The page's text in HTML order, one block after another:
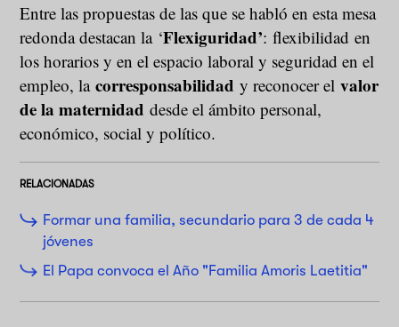
Entre las propuestas de las que se habló en esta mesa
redonda destacan la ‘Flexiguridad’: flexibilidad en
los horarios y en el espacio laboral y seguridad en el
empleo, lacorresponsabilidad y reconocer elvalor
de la maternidad desde el ámbito personal,
económico, social y político.
RELACIONADAS
Formar una familia, secundario para 3 de cada 4
jóvenes
El Papa convoca el Año "Familia Amoris Laetitia"